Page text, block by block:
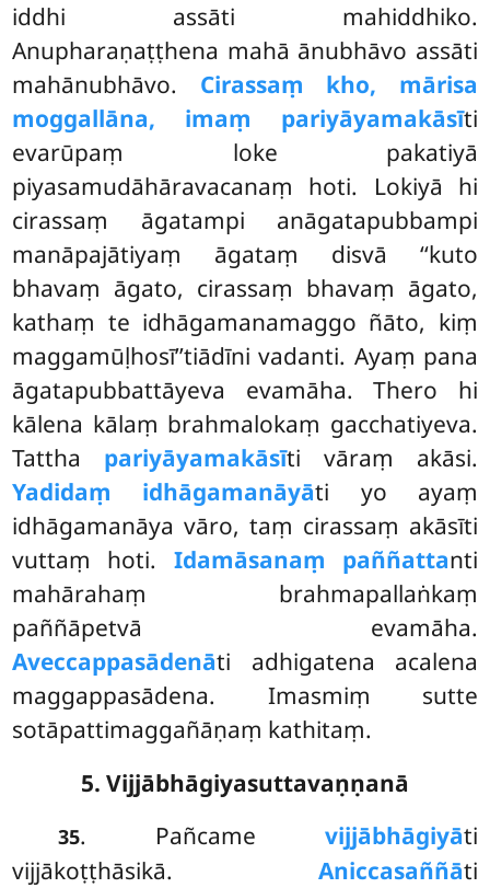
iddhi assāti mahiddhiko.
Anupharaṇaṭṭhena mahā ānubhāvo assāti
mahānubhāvo. Cirassaṃ kho, mārisa
moggallāna, imaṃ pariyāyamakāsīti
evarūpaṃ loke pakatiyā
piyasamudāhāravacanaṃ hoti. Lokiyā hi
cirassaṃ āgatampi anāgatapubbampi
manāpajātiyaṃ āgataṃ disvā ‘‘kuto
bhavaṃ āgato, cirassaṃ bhavaṃ āgato,
kathaṃ te idhāgamanamaggo ñāto, kiṃ
maggamūḷhosī’’tiādīni vadanti. Ayaṃ pana
āgatapubbattāyeva evamāha. Thero hi
kālena kālaṃ brahmalokaṃ gacchatiyeva.
Tattha pariyāyamakāsīti vāraṃ akāsi.
Yadidaṃ idhāgamanāyāti yo ayaṃ
idhāgamanāya vāro, taṃ cirassaṃ akāsīti
vuttaṃ hoti. Idamāsanaṃ paññattanti
mahārahaṃ brahmapallaṅkaṃ
paññāpetvā evamāha.
Aveccappasādenāti adhigatena acalena
maggappasādena. Imasmiṃ sutte
sotāpattimaggañāṇaṃ kathitaṃ.
5. Vijjābhāgiyasuttavaṇṇanā
35. Pañcame vijjābhāgiyāti
vijjākoṭṭhāsikā. Aniccasaññāti